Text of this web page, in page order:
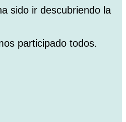
sido ir descubriendo la
participado todos.